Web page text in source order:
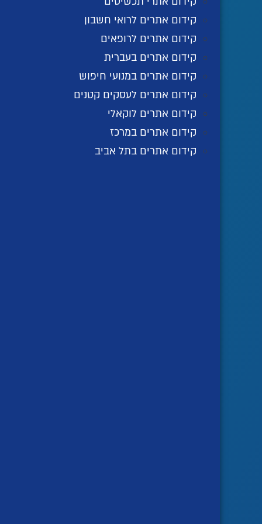
קידום אתרים לרואי חשבון
קידום אתרים לרופאים
קידום אתרים בעברית
קידום אתרים במנועי חיפוש
קידום אתרים לעסקים קטנים
קידום אתרים לוקאלי
קידום אתרים במרכז
קידום אתרים בתל אביב